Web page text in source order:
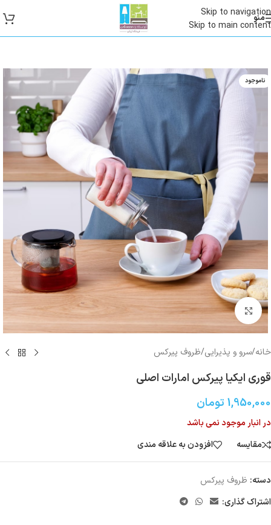
Skip to navigation
Skip to main content
منو
ناموجود
بزرگنمایی تصویر
خانه/سرو و پذیرایی/ظروف پیرکس
قوری ایکیا پیرکس امارات اصلی
1,950,000 تومان
در انبار موجود نمی باشد
مقایسه
افزودن به علاقه مندی
دسته: ظروف پیرکس
اشتراک گذاری: